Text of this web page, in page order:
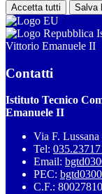
Accetta tutti Salva
Vittorio Emanuele II
Contatti
Istituto Tecnico
Emanuele II
Via F.
Tel:
Email:
PEC:
C.F.: